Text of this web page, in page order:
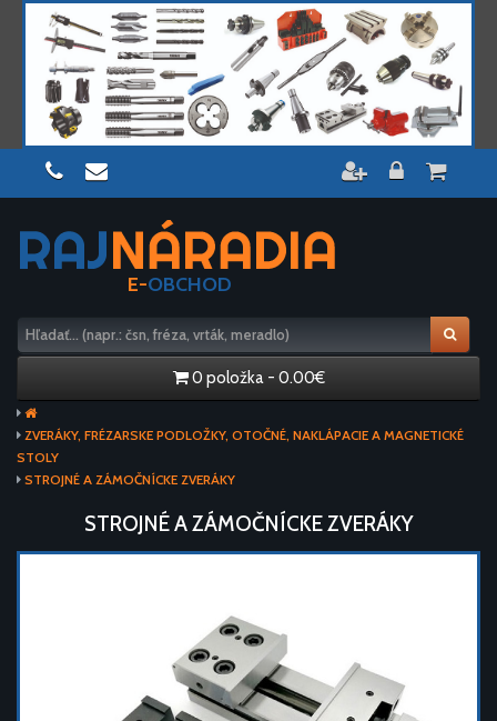
E-OBCHOD
0 položka - 0.00€
ZVERÁKY, FRÉZARSKE PODLOŽKY, OTOČNÉ, NAKLÁPACIE A MAGNETICKÉ
STOLY
STROJNÉ A ZÁMOČNÍCKE ZVERÁKY
STROJNÉ A ZÁMOČNÍCKE ZVERÁKY